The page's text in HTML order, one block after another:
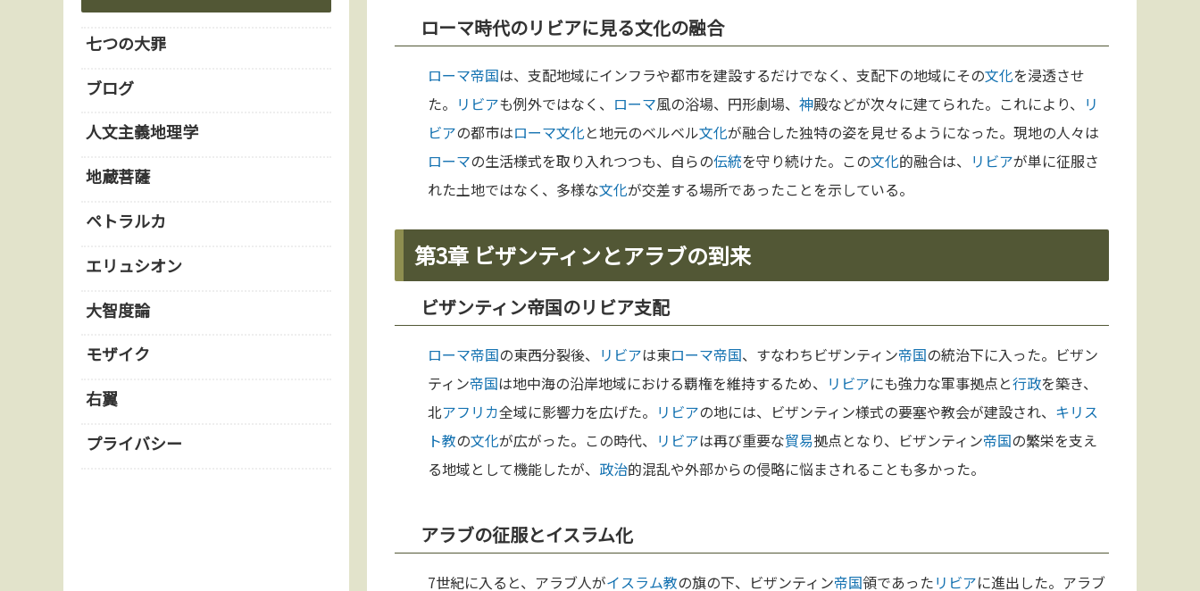
ローマ時代のリビアに見る文化の融合
ローマ帝国は、支配地域にインフラや都市を建設するだけでなく、支配下の地域にその文化を浸透させ
た。 リビアも例外ではなく、 ローマ風の浴場、円形劇場、 神殿などが次々に建てられた。これにより、 リ
ビアの都市はローマ文化と地元のベルベル文化が融合した独特の姿を見せるようになった。現地の人々は
ローマの生活様式を取り入れつつも、自らの伝統を守り続けた。この文化的融合は、 リビアが単に征服さ
れた土地ではなく、多様な文化が交差する場所であったことを示している。
第3章 ビザンティンとアラブの到来
ビザンティン帝国のリビア支配
ローマ帝国の東西分裂後、 リビアは東ローマ帝国、すなわちビザンティン帝国の統治下に入った。ビザン
ティン帝国は地中海の沿岸地域における覇権を維持するため、 リビアにも強力な軍事拠点と行政を築き、
北アフリカ全域に影響力を広げた。 リビアの地には、ビザンティン様式の要塞や教会が建設され、 キリス
ト教の文化が広がった。この時代、 リビアは再び重要な貿易拠点となり、ビザンティン帝国の繁栄を支え
る地域として機能したが、 政治的混乱や外部からの侵略に悩まされることも多かった。
アラブの征服とイスラム化
7世紀に入ると、アラブ人がイスラム教の旗の下、ビザンティン帝国領であったリビアに進出した。アラブ
七つの大罪
ブログ
人文主義地理学
地蔵菩薩
ペトラルカ
エリュシオン
大智度論
モザイク
右翼
プライバシー